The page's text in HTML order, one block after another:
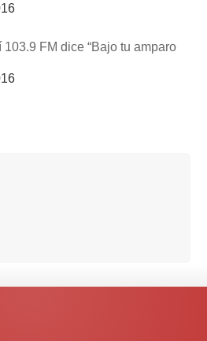
103.9 FM dice “Bajo tu amparo